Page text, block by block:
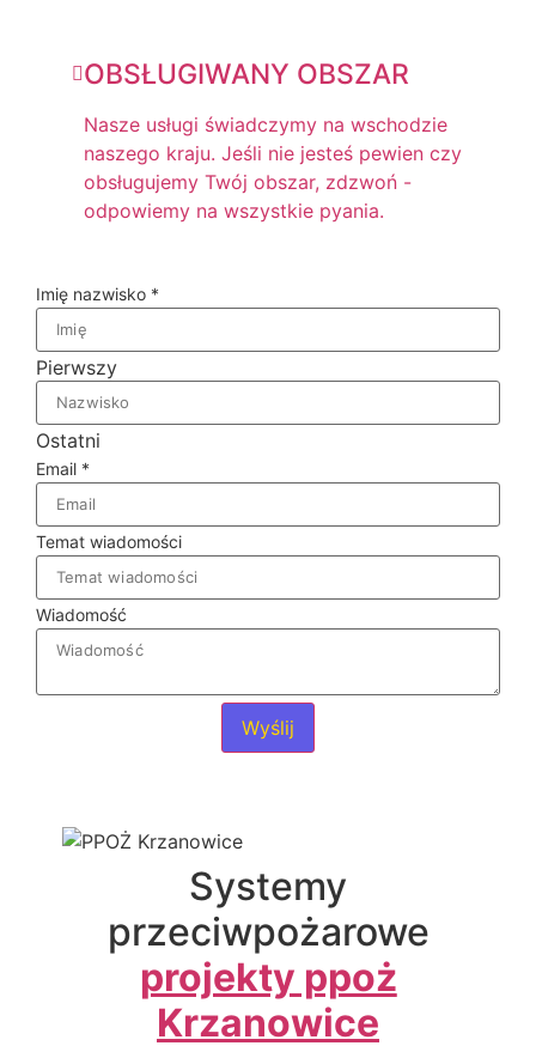
Imię nazwisko *
Pierwszy
Ostatni
Email *
Temat wiadomości
Wiadomość
Wyślij
OBSŁUGIWANY OBSZAR
Nasze usługi świadczymy na wschodzie
naszego kraju. Jeśli nie jesteś pewien czy
obsługujemy Twój obszar, zdzwoń -
odpowiemy na wszystkie pyania.
Systemy
przeciwpożarowe
projekty ppoż
Krzanowice